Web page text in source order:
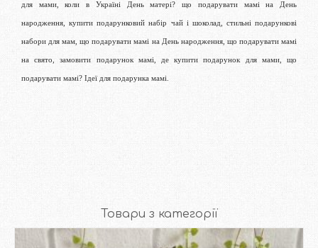
для мами, коли в Україні День матері? що подарувати мамі на День
народження, купити подарунковий набір чай і шоколад, стильні подарункові
набори для мам, що подарувати мамі на День народження, що подарувати мамі
на свято, замовити подарунок мамі, де купити подарунок для мами, що
подарувати мамі? Ідеї для подарунка мамі.
Товари з категорії